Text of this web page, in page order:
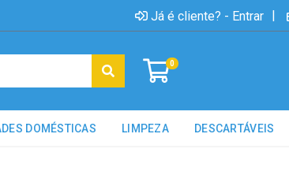
Já é cliente? - Entrar |
0
DOMÉSTICAS LIMPEZA DESCARTÁVEIS